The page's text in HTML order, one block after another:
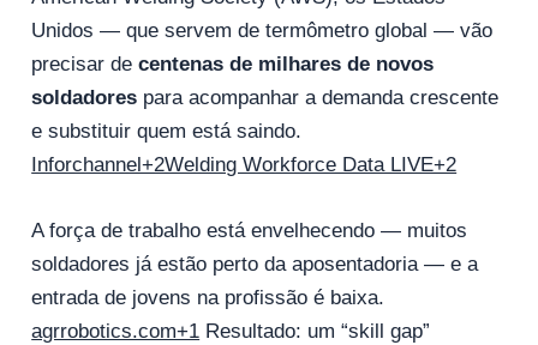
Unidos — que servem de termômetro global — vão
precisar decentenas de milhares de novos
soldadores para acompanhar a demanda crescente
e substituir quem está saindo.
Inforchannel+2Welding Workforce Data LIVE+2
A força de trabalho está envelhecendo — muitos
soldadores já estão perto da aposentadoria — e a
entrada de jovens na profissão é baixa.
agrrobotics.com+1 Resultado: um “skill gap”